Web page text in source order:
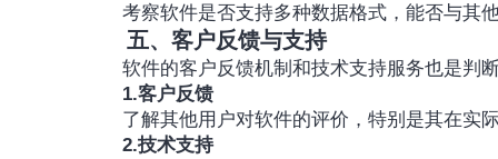
考察软件是否支持多种数据格式，能否与其
五、客户反馈与支持
软件的客户反馈机制和技术支持服务也是判
1.客户反馈
了解其他用户对软件的评价，特别是其在实
2.技术支持